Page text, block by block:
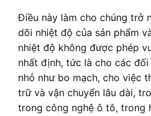
Điều này làm cho chúng trở
dõi nhiệt độ của sản phẩm
nhiệt độ không được phép
nhất định, tức là cho các
nhỏ như bo mạch, cho việc
trữ và vận chuyển lâu dài,
trong công nghệ ô tô, trong